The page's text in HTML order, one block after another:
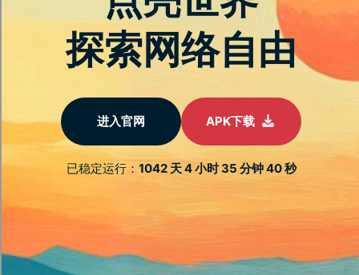
安全稳定的加速器
连线
全球节点即时切换，灵活应对各种需求
跨平台数据同步，随时随地安全存取
获取优惠